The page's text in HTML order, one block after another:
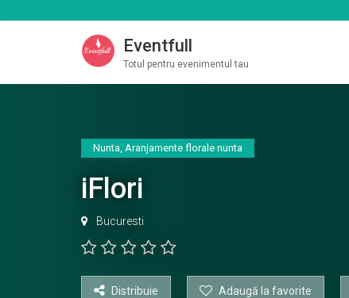
Eventfull
Totul pentru evenimentul tau
Nunta, Aranjamente florale nunta
iFlori
Bucuresti
Distribuie Adaugă la favorite